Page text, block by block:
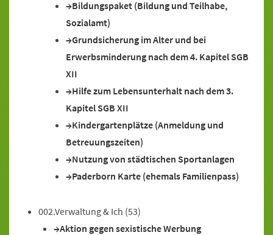
Bildungspaket (Bildung und Teilhabe,
Sozialamt)
Grundsicherung im Alter und bei
Erwerbsminderung nach dem 4. Kapitel SGB
XII
Hilfe zum Lebensunterhalt nach dem 3.
Kapitel SGB XII
Kindergartenplätze (Anmeldung und
Betreuungszeiten)
Nutzung von städtischen Sportanlagen
Paderborn Karte (ehemals Familienpass)
002.Verwaltung & Ich (53)
Aktion gegen sexistische Werbung